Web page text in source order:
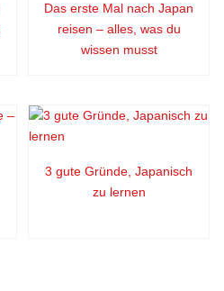
Das erste Mal nach Japan
reisen – alles, was du
wissen musst
3 gute Gründe, Japanisch
zu lernen